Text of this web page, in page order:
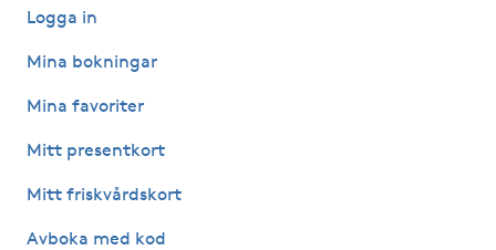
Huduppstramning
Hyaluronsyra
Logga in
Mina bokningar
Mina favoriter
Mitt presentkort
Mitt friskvårdskort
Avboka med kod